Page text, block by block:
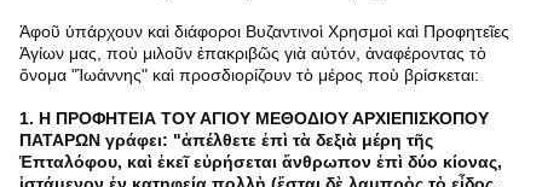
Ἀφοῦ ὑπάρχουν καὶ διάφοροι Βυζαντινοὶ Χρησμοὶ καὶ Προφητεῖες
Ἁγίων μας, ποὺ μιλοῦν ἐπακριβῶς γιὰ αὐτόν, ἀναφέροντας τὸ
ὄνομα "Ἰωάννης" καὶ προσδιορίζουν τὸ μέρος ποὺ βρίσκεται:
1. Η ΠΡΟΦΗΤΕΙΑ ΤΟΥ ΑΓΙΟΥ ΜΕΘΟΔΙΟΥ ΑΡΧΙΕΠΙΣΚΟΠΟΥ
ΠΑΤΑΡΩΝ γράφει: "ἀπέλθετε ἐπὶ τὰ δεξιὰ μέρη τῆς
Ἑπταλόφου, καὶ ἐκεῖ εὐρήσεται ἄνθρωπον ἐπὶ δύο κίονας,